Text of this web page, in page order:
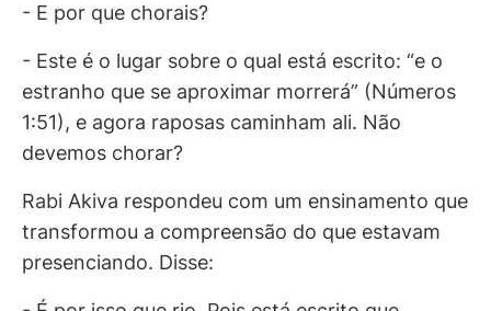
- E por que chorais?
- Este é o lugar sobre o qual está escrito: “e o
estranho que se aproximar morrerá” (Números
1:51), e agora raposas caminham ali. Não
devemos chorar?
Rabi Akiva respondeu com um ensinamento que
transformou a compreensão do que estavam
presenciando. Disse: